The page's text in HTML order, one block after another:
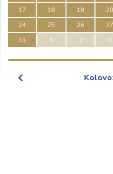
17
18 19 20
24
25 26 27
31
1 2 3